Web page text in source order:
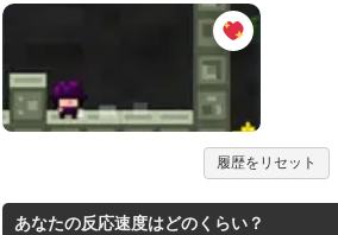
履歴をリセット
あなたの反応速度はどのくらい？